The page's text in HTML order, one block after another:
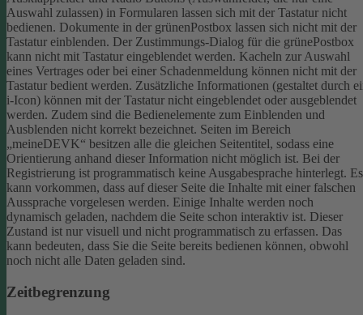
Auswahl zulassen) in Formularen lassen sich mit der Tastatur nicht
bedienen. Dokumente in der grünenPostbox lassen sich nicht mit der
Tastatur einblenden. Der Zustimmungs-Dialog für die grünePostbox
kann nicht mit Tastatur eingeblendet werden. Kacheln zur Auswahl
eines Vertrages oder bei einer Schadenmeldung können nicht mit der
Tastatur bedient werden. Zusätzliche Informationen (gestaltet durch
i-Icon) können mit der Tastatur nicht eingeblendet oder ausgeblendet
werden. Zudem sind die Bedienelemente zum Einblenden und
Ausblenden nicht korrekt bezeichnet. Seiten im Bereich
„meineDEVK“ besitzen alle die gleichen Seitentitel, sodass eine
Orientierung anhand dieser Information nicht möglich ist. Bei der
Registrierung ist programmatisch keine Ausgabesprache hinterlegt. Es
kann vorkommen, dass auf dieser Seite die Inhalte mit einer falschen
Aussprache vorgelesen werden. Einige Inhalte werden noch
dynamisch geladen, nachdem die Seite schon interaktiv ist. Dieser
Zustand ist nur visuell und nicht programmatisch zu erfassen. Das
kann bedeuten, dass Sie die Seite bereits bedienen können, obwohl
noch nicht alle Daten geladen sind.
Zeitbegrenzung